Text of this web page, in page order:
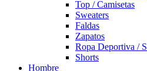
Top / Camisetas
Sweaters
Faldas
Zapatos
Ropa Deportiva /
Shorts
Hombre